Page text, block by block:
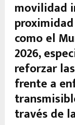
movilidad
como el
2026,
reforzar
frente a
través de